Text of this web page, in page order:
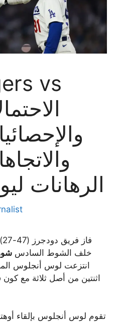
الرهانات ليوم 17
خلف الشوط السادس
انتزعت لوس أنجلوس
اثنتين من أصل ثلاثة مع كون
تقوم لوس أنجلوس بإلقاء